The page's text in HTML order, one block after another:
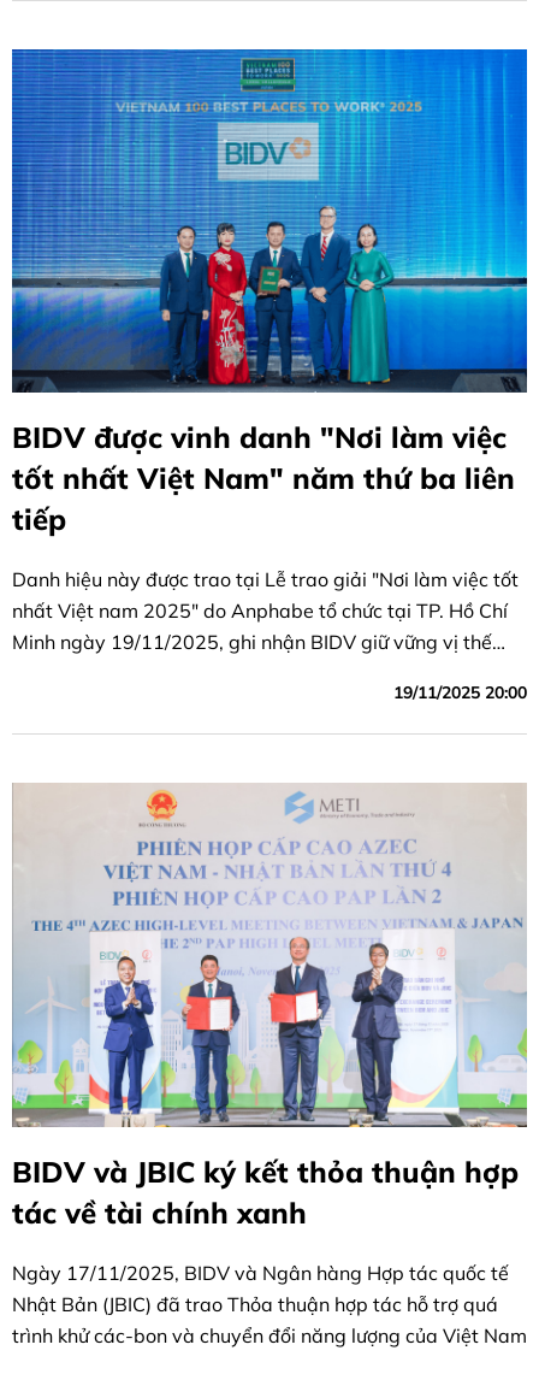
BIDV được vinh danh "Nơi làm việc
tốt nhất Việt Nam" năm thứ ba liên
tiếp
Danh hiệu này được trao tại Lễ trao giải "Nơi làm việc tốt
nhất Việt nam 2025" do Anphabe tổ chức tại TP. Hồ Chí
Minh ngày 19/11/2025, ghi nhận BIDV giữ vững vị thế
19/11/2025 20:00
BIDV và JBIC ký kết thỏa thuận hợp
tác về tài chính xanh
Ngày 17/11/2025, BIDV và Ngân hàng Hợp tác quốc tế
Nhật Bản (JBIC) đã trao Thỏa thuận hợp tác hỗ trợ quá
trình khử các-bon và chuyển đổi năng lượng của Việt Nam